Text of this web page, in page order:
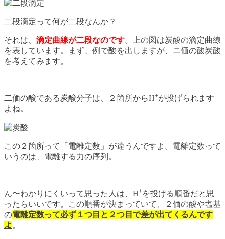
二段滴定って何が二段なんか？
それは、 滴定曲線が二段なのです。上の図は炭酸の滴定曲線
を表しています。まず、例で酸を出しますが、ニ価の酸炭酸
を考えてみます。
二価の酸である炭酸分子は、２箇所からH+が投げられます
よね。
この２箇所って「電離定数」が違うんですよ。電離定数って
いうのは、電離する力の序列。
ん〜わかりにくいって思った人は、H+を投げる順番だと思
ったらいいです。この順番が決まっていて、２価の酸や塩基
の電離定数って必ず１つ目と２つ目で差が出てくるんです
よ。